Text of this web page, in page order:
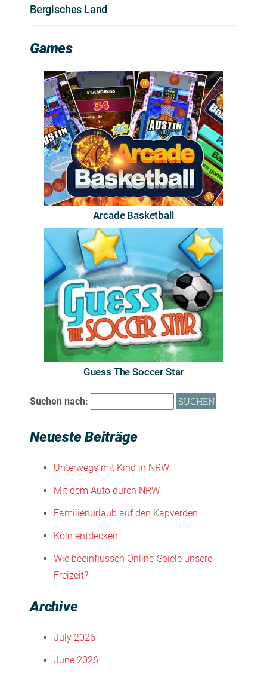
Bergisches Land
Games
Arcade Basketball
Guess The Soccer Star
Suchen nach:
Neueste Beiträge
Unterwegs mit Kind in NRW
Mit dem Auto durch NRW
Familienurlaub auf den Kapverden
Köln entdecken
Wie beeinflussen Online-Spiele unsere
Freizeit?
Archive
July 2026
June 2026